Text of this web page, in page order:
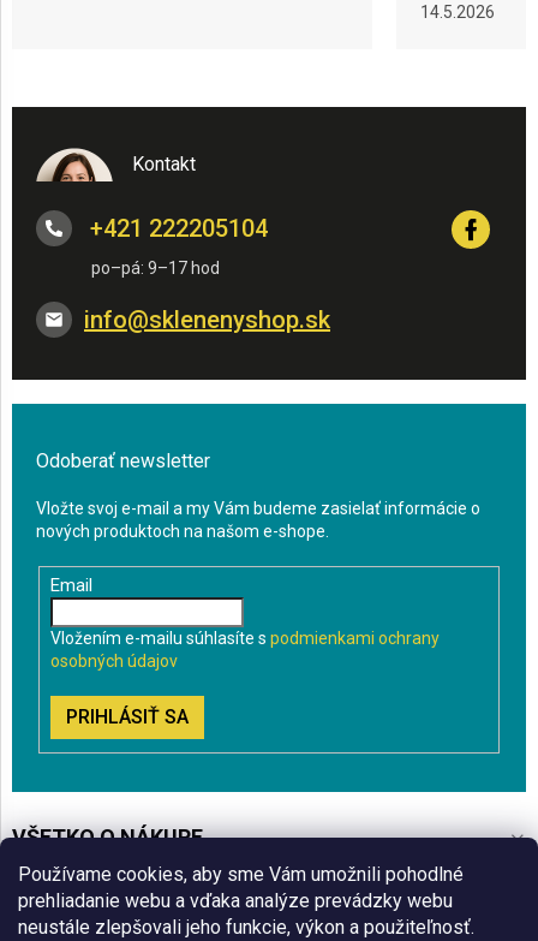
Používame cookies, aby sme Vám umožnili pohodlné
prehliadanie webu a vďaka analýze prevádzky webu
neustále zlepšovali jeho funkcie, výkon a použiteľnosť.
14.5.2026
Kontakt
info@sklenenyshop.sk
+421 222205104
Odoberať newsletter
Vložte svoj e-mail a my Vám budeme zasielať informácie o
nových produktoch na našom e-shope.
Email
Vložením e-mailu súhlasíte s podmienkami ochrany
osobných údajov
PRIHLÁSIŤ SA
VŠETKO O NÁKUPE
BLOG